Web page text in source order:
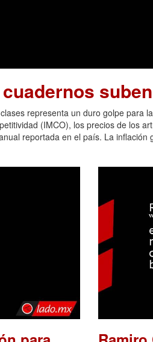
representa un duro golpe para
(IMCO), los precios de los
reportada en el país. La inflación